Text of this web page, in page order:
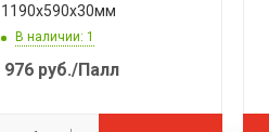
1190х590х30мм
В наличии: 1
976 руб./Палл